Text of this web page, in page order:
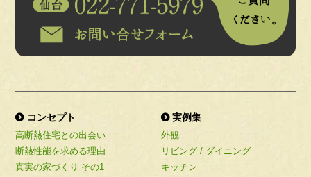
コンセプト
高断熱住宅との出会い
断熱性能を求める理由
真実の家づくり その1
実例集
外観
リビング / ダイニング
キッチン